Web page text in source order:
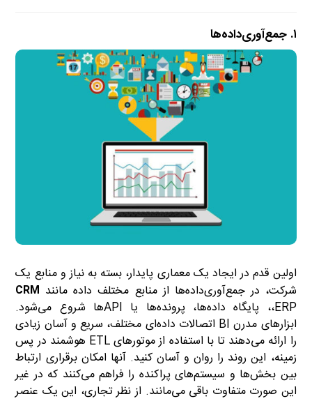
۱. جمع‌آوری‌داده‌ها
اولین قدم در ایجاد یک معماری پایدار، بسته به نیاز و منابع یک
شرکت، در جمع‌آوری‌‌داده‌ها از منابع مختلف داده مانند CRM
،ERP، پایگاه داده‌ها، پرونده‌ها یا APIها شروع می‌شود.
ابزارهای مدرن BI اتصالات داده‌ای مختلف، سریع و آسان زیادی
را ارائه می‌دهند تا با استفاده از موتورهای ETL هوشمند در پس
زمینه، این روند را روان و آسان کنید. آنها امکان برقراری ارتباط
بین بخش‌ها و سیستم‌های پراکنده را فراهم می‌کنند که در غیر
این صورت متفاوت باقی می‌مانند. از نظر تجاری، این یک عنصر